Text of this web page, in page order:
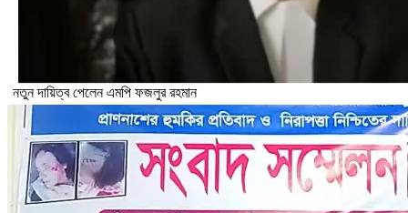
নতুন দায়িত্ব পেলেন এমপি ফজলুর রহমান